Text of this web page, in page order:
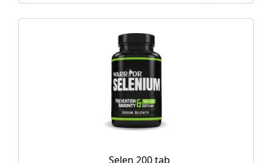
Selen 200 tab